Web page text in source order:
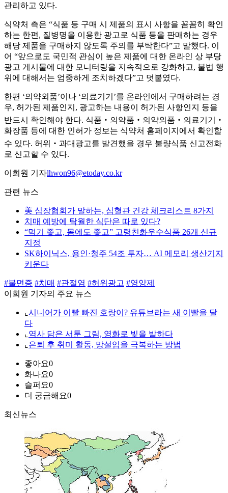
관리하고 있다.
식약처 측은 “식품 등 구매 시 제품의 표시 사항을 꼼꼼히 확인
하는 한편, 질병명을 이용한 광고로 식품 등을 판매하는 경우
해당 제품을 구매하지 않도록 주의를 부탁한다”고 말했다. 이
어 “앞으로도 국민적 관심이 높은 제품에 대한 온라인 상 부당
광고 게시물에 대한 모니터링을 지속적으로 강화하고, 불법 행
위에 대해서는 엄중하게 조치하겠다”고 덧붙였다.
한편 ‘의약외품’이나 ‘의료기기’를 온라인에서 구매하려는 경
우, 허가된 제품인지, 광고하는 내용이 허가된 사항인지 등을
반드시 확인해야 한다. 식품‧의약품‧의약외품‧의료기기‧
화장품 등에 대한 인허가 정보는 식약처 홈페이지에서 확인할
수 있다. 허위‧과대광고를 발견했을 경우 불량식품 신고전화
로 신고할 수 있다.
이희원 기자lhwon96@etoday.co.kr
관련 뉴스
美 심장협회가 말하는, 심혈관 건강 체크리스트 8가지
치매 예방에 탁월한 식단은 따로 있다?
“먹기 좋고, 몸에도 좋고” 고령친화우수식품 26개 신규
지정
SK하이닉스, 용인·청주 54조 투자… AI 메모리 생산기지
키운다
#불면증 #치매 #관절염 #허위광고 #영양제
이희원 기자의 주요 뉴스
⌞ 시니어가 이빨 빠진 호랑이? 유튜브라는 새 이빨을 달
다
⌞ 역사 담은 서툰 그림, 영화로 빛을 발하다
⌞ 은퇴 후 취미 활동, 망설임을 극복하는 방법
좋아요0
화나요0
슬퍼요0
더 궁금해요0
최신뉴스